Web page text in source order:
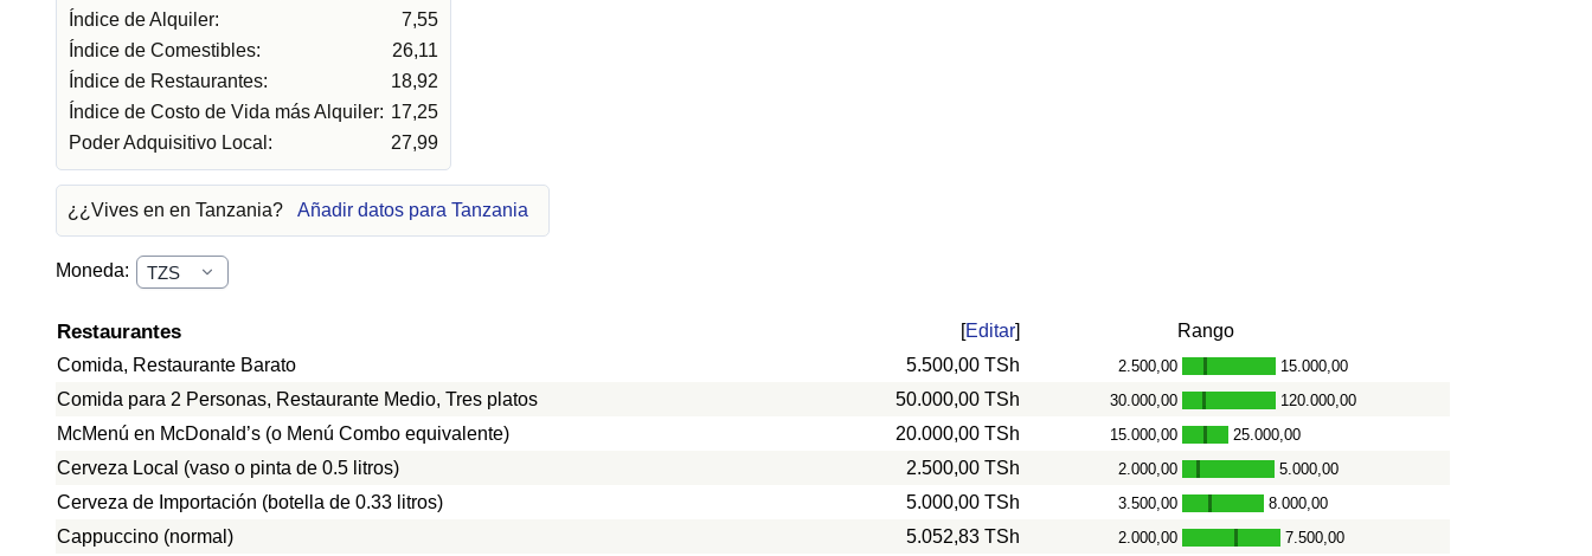
Índice de Alquiler:
7,55
Índice de Comestibles:
26,11
Índice de Restaurantes:
18,92
Índice de Costo de Vida más Alquiler: 17,25
Poder Adquisitivo Local:
27,99
¿¿Vives en en Tanzania? Añadir datos para Tanzania
Moneda:
Restaurantes [Editar]
Rango
Comida, Restaurante Barato
5.500,00 TSh 2.500,00 - 15.000,00
Comida para 2 Personas, Restaurante Medio, Tres platos 50.000,00 TSh 30.000,00 - 120.000,00
McMenú en McDonald’s (o Menú Combo equivalente) 20.000,00 TSh 15.000,00 - 25.000,00
Cerveza Local (vaso o pinta de 0.5 litros) 2.500,00 TSh 2.000,00 - 5.000,00
Cerveza de Importación (botella de 0.33 litros) 5.000,00 TSh 3.500,00 - 8.000,00
Cappuccino (normal) 5.052,83 TSh 2.000,00 - 7.500,00